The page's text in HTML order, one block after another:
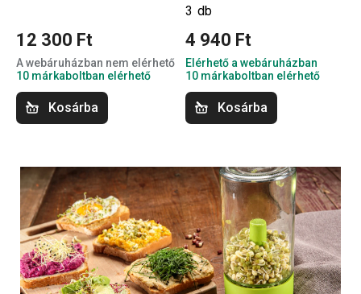
12 300 Ft
A webáruházban nem elérhető
10 márkaboltban elérhető
Kosárba
3 db
4 940 Ft
Elérhető a webáruházban
10 márkaboltban elérhető
Kosárba